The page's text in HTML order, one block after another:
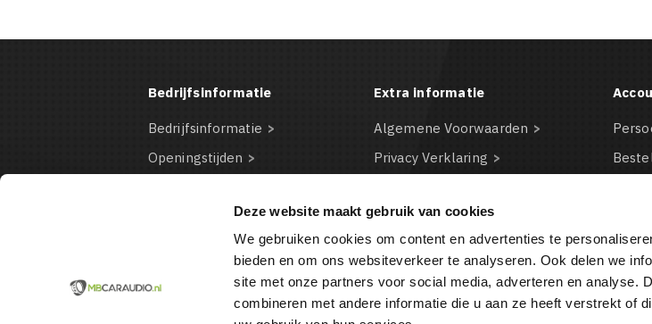
Deze website maakt gebruik van cookies
We gebruiken cookies om content en advertenties te
bieden en om ons websiteverkeer te analyseren. Ook delen we
site met onze partners voor social media, adverteren en analyse.
combineren met andere informatie die u aan ze heeft verstrekt of
Bedrijfsinformatie
Bedrijfsinformatie
Openingstijden
Bestelinformatie
Betaalmogelijkheden
Extra informatie
Algemene Voorwaarden
Privacy Verklaring
Cookie beleid
VDBA
BESTELLING